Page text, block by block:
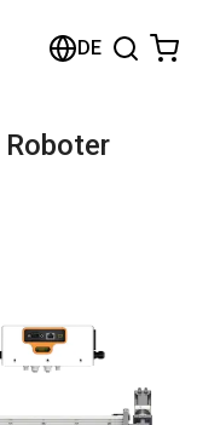
DE
Roboter